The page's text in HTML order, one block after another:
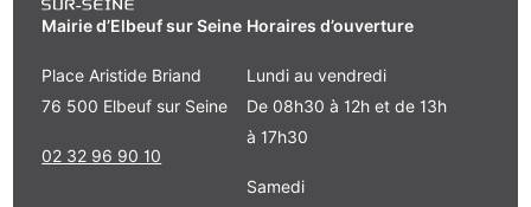
Mairie d’Elbeuf sur Seine
Place Aristide Briand
76 500 Elbeuf sur Seine
02 32 96 90 10
Horaires d’ouverture
Lundi au vendredi
De 08h30 à 12h et de 13h
à 17h30
Samedi